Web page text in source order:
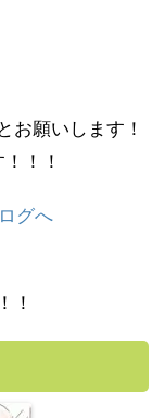
お願いします！
！！
！